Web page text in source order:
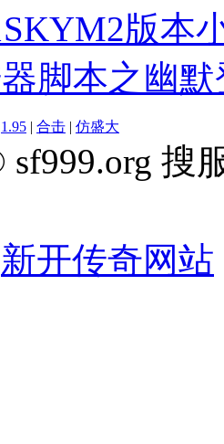
版本
脚本之幽
1.95 | 合击 | 仿盛大
sf999.org 搜
新开传奇网站